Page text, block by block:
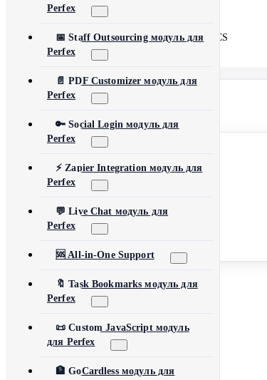
🔗 Content Linker
🔄Perfex Integration for WHMCS
English
Français
Deutsch
Português
简体中文
日本語
Türkçe
Все продукты
Perfex
📅 Staff Outsourcing модуль для
Perfex
📄 PDF Customizer модуль для
Perfex
🔑 Social Login модуль для
Perfex
⚡ Zapier Integration модуль для
Perfex
💬 Live Chat модуль для
Perfex
🆘 All-in-One Support
🔖 Task Bookmarks модуль для
Perfex
📜 Custom JavaScript модуль
для Perfex
🏦 GoCardless модуль для